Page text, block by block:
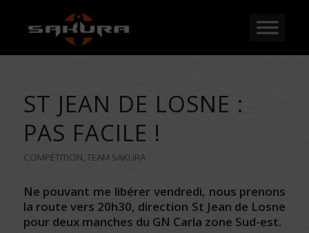
ST JEAN DE LOSNE :
PAS FACILE !
COMPÉTITION, TEAM SAKURA
Ne pouvant me libérer vendredi, nous prenons
la route vers 20h30, direction St Jean de Losne
pour deux manches du GN Carla zone Sud-est.